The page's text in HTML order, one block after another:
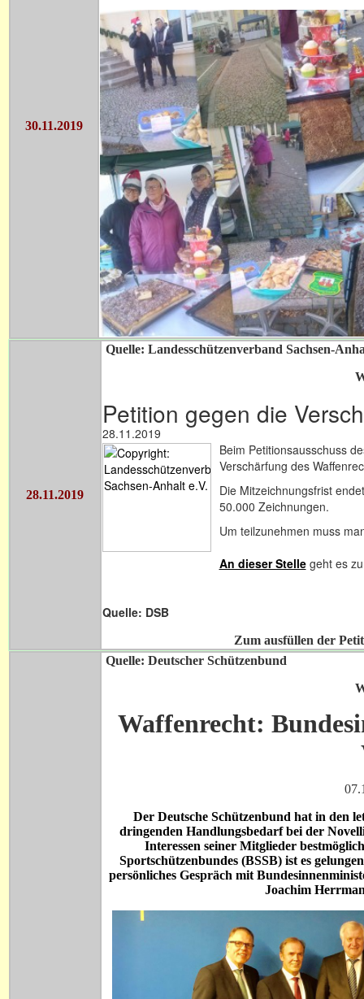
30.11.2019
28.11.2019
Quelle: Landesschützenverband Sachsen-
Petition gegen die
28.11.2019
Beim Petitionsausschuss
Verschärfung des
Die Mitzeichnungsfrist
50.000 Zeichnungen.
Um teilzunehmen muss
An dieser Stellegeht es
Quelle: DSB
Zum ausfüllen der
Quelle: Deutscher Schützenbund
Waffenrecht:
Der Deutsche Schützenbund hat in den
dringenden Handlungsbedarf bei der
Interessen seiner Mitglieder
Sportschützenbundes (BSSB) ist es
persönliches Gespräch mit
Joachim